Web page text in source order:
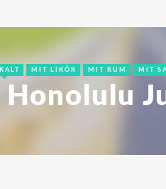
KALT MIT LIKÖR MIT RUM MIT
Honolulu